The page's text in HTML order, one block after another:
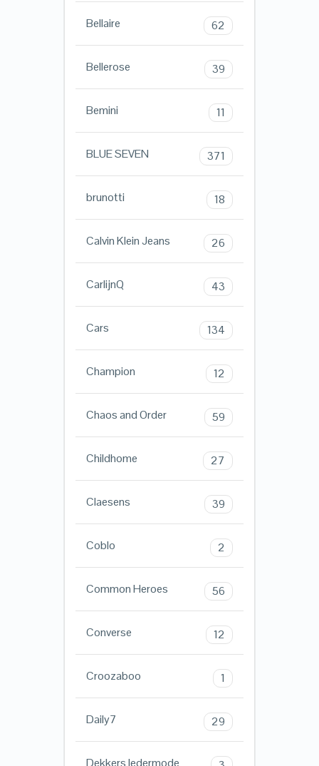
Bellaire 62
Bellerose 39
Bemini 11
BLUE SEVEN 371
brunotti 18
Calvin Klein Jeans 26
CarlijnQ 43
Cars 134
Champion 12
Chaos and Order 59
Childhome 27
Claesens 39
Coblo 2
Common Heroes 56
Converse 12
Croozaboo 1
Daily7 29
Dekkers ledermode